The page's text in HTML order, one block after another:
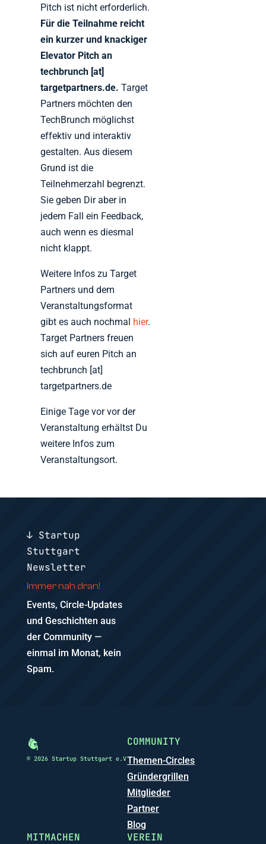
Pitch ist nicht erforderlich.
Für die Teilnahme reicht
ein kurzer und knackiger
Elevator Pitch an
techbrunch [at]
targetpartners.de. Target
Partners möchten den
TechBrunch möglichst
effektiv und interaktiv
gestalten. Aus diesem
Grund ist die
Teilnehmerzahl begrenzt.
Sie geben Dir aber in
jedem Fall ein Feedback,
auch wenn es diesmal
nicht klappt.
Weitere Infos zu Target
Partners und dem
Veranstaltungsformat
gibt es auch nochmal hier.
Target Partners freuen
sich auf euren Pitch an
techbrunch [at]
targetpartners.de
Einige Tage vor vor der
Veranstaltung erhältst Du
weitere Infos zum
Veranstaltungsort.
↓ Startup
Stuttgart
Newsletter
Immer nah dran!
Events, Circle-Updates
und Geschichten aus
der Community —
einmal im Monat, kein
Spam.
© 2026 Startup Stuttgart e.V
COMMUNITY
Themen-Circles
Gründergrillen
Mitglieder
Partner
Blog
MITMACHEN VEREIN